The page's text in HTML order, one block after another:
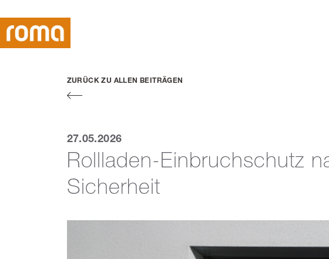
ZURÜCK ZU ALLEN BEITRÄGEN
27.05.2026
Rollladen-Einbruchschutz
Sicherheit